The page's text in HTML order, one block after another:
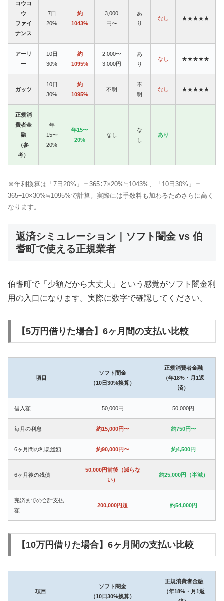
コウコ
ウ
ファイ
ナンス
7日
20%
約
1043%
3,000
円〜
あ
り
なし ★★★★★
アーリ
ー
10日
30%
約
1095%
2,000〜
3,000円
あ
り
なし ★★★★★
ガッツ
10日
30%
約
1095%
不明
不
明
なし ★★★★★
正規消
費者金
融
（参
考）
年
15〜
20%
年15〜
20%
なし
な
し
あり —
※年利換算は「7日20%」＝365÷7×20%≒1043%、「10日30%」＝
365÷10×30%≒1095%で計算。実際には手数料も加わるためさらに高く
なります。
返済シミュレーション｜ソフト闇金 vs 伯
耆町で使える正規業者
伯耆町で「少額だから大丈夫」という感覚がソフト闇金利
用の入口になります。実際に数字で確認してください。
【5万円借りた場合】6ヶ月間の支払い比較
項目
ソフト闇金
（10日30%換算）
正規消費者金融
（年18%・月1返
済）
借入額 50,000円 50,000円
毎月の利息 約15,000円〜 約750円〜
6ヶ月間の利息総額 約90,000円〜 約4,500円
6ヶ月後の残債
50,000円前後（減らな
い）
約25,000円（半減）
完済までの合計支払
額
200,000円超 約54,000円
【10万円借りた場合】6ヶ月間の支払い比較
項目
ソフト闇金
（10日30%換算）
正規消費者金融
（年18%・月1返